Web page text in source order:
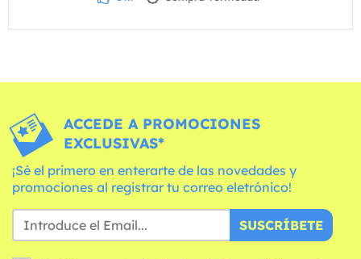
ACCEDE A PROMOCIONES
EXCLUSIVAS*
¡Sé el primero en enterarte de las novedades y
promociones al registrar tu correo eletrónico!
SUSCRÍBETE